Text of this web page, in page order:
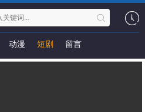
动漫 短剧 留言